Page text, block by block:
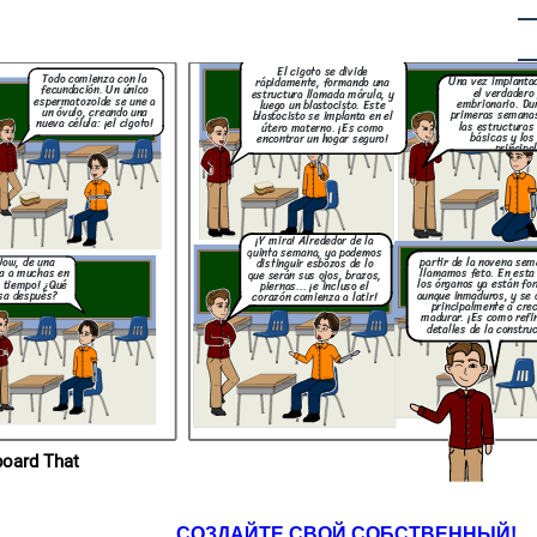
¡Así es! Empiezan a
reflejos y a
con su entorno
dentro del útero. ¡Es como
un pequeño astronauta
explorando su nave
espacial!
el desarrollo
y fetal es un
complejo
¡Desde una única
un ser humano
formado en tan
meses!
en Storyboard That
Todo comienza con la
fecundación. Un único
espermatozoide se une a
un óvulo, creando una
nueva célula: ¡el cigoto!
de una
a muchas en
¿Qué
después?
El cigoto se divide
rápidamente, formando una
estructura llamada mórula, y
luego un blastocisto. Este
blastocisto se implanta en el
útero materno. ¡Es como
encontrar un hogar seguro!
Una vez
el
embrionario.
primeras
las estructuras
básicas y
¡Y mira! Alrededor de la
quinta semana, ya podemos
distinguir esbozos de lo
que serán sus ojos, brazos,
piernas... ¡e incluso el
corazón comienza a latir!
partir de la novena
llamamos feto. En esta
los órganos ya están
aunque inmaduros, y se
principalmente a
madurar. ¡Es como
detalles de la